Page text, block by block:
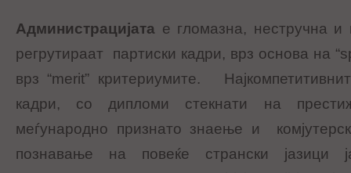
Администрацијата е гломазна, нестручна
регрутираат партиски кадри, врз основа на
врз “merit” критериумите.
кадри, со дипломи стекнати на
меѓународно признато знаење и
познавање на повеќе странски јазици